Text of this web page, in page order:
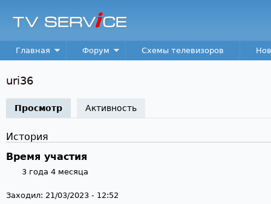
TV
Service
Main menu
Главная Форум Схемы телевизоров
uri36
Просмотр (активная вкладка)
Активность
История
Время участия
3 года 4 месяца
Заходил: 21/03/2023 - 12:52